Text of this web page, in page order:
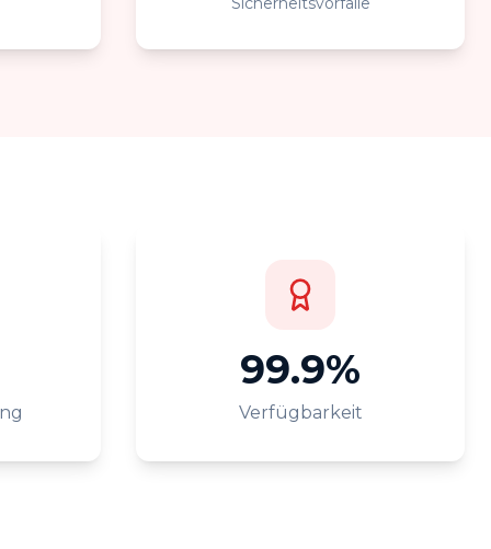
99.9%
Verfügbarkeit